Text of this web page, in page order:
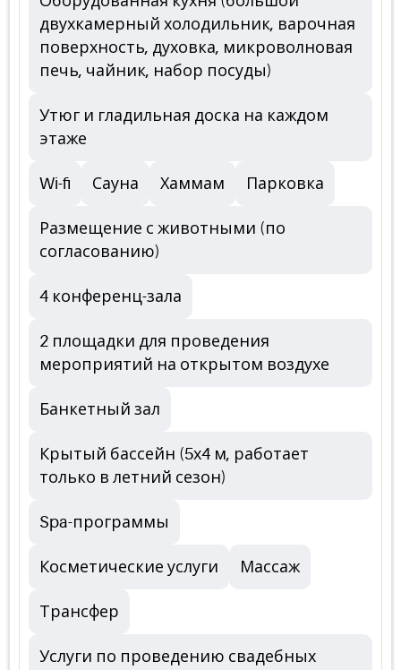
двухкамерный холодильник, варочная
поверхность, духовка, микроволновая
печь, чайник, набор посуды)
Утюг и гладильная доска на каждом
этаже
Wi-fi Сауна Хаммам Парковка
Размещение с животными (по
согласованию)
4 конференц-зала
2 площадки для проведения
мероприятий на открытом воздухе
Банкетный зал
Крытый бассейн (5х4 м, работает
только в летний сезон)
Spa-программы
Косметические услуги Массаж
Трансфер
Услуги по проведению свадебных